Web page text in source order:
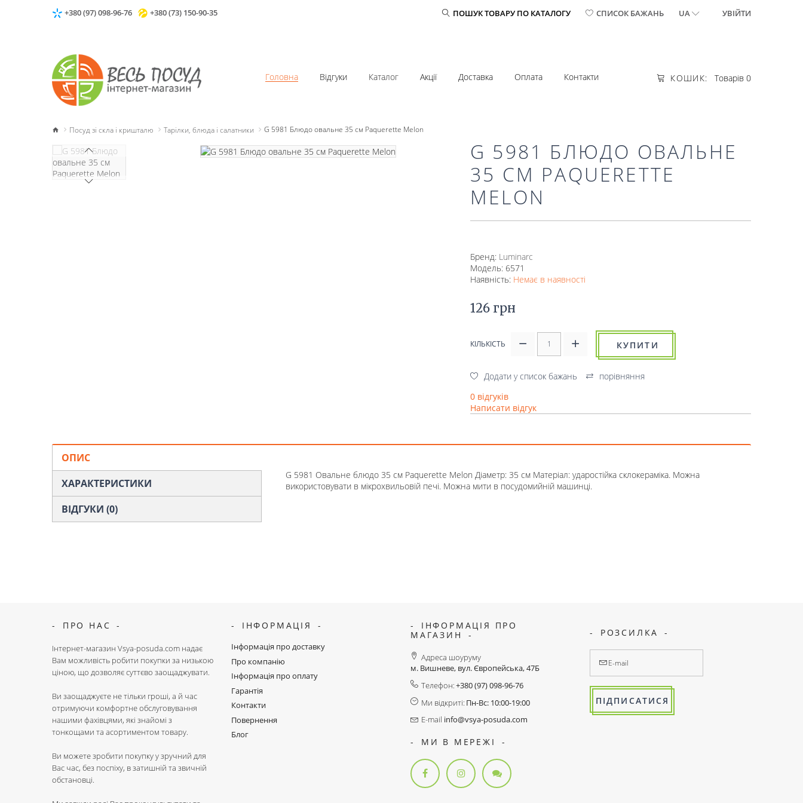
+380 (97) 098-96-76 +380 (73) 150-90-35 ПОШУК ТОВАРУ ПО КАТАЛОГУ СПИСОК БАЖАНЬ UA УВІЙТИ
КОШИК: Товарів 0
Головна Відгуки Каталог Акції Доставка Оплата Контакти
Посуд зі скла і кришталю Тарілки, блюда і салатники G 5981 Блюдо овальне 35 см Paquerette Melon
G 5981 БЛЮДО ОВАЛЬНЕ
35 СМ PAQUERETTE
MELON
Бренд: Luminarc
Модель: 6571
Наявність: Немає в наявності
126 грн
КІЛЬКІСТЬ КУПИТИ
Додати у список бажань
порівняння
0 відгуків
Написати відгук
ОПИС
ХАРАКТЕРИСТИКИ
ВІДГУКИ (0)
G 5981 Овальне блюдо 35 см Paquerette Melon Діаметр: 35 см Матеріал: ударостійка склокераміка. Можна
використовувати в мікрохвильовій печі. Можна мити в посудомийній машинці.
ПРО НАС
Інтернет-магазин Vsya-posuda.com надає
Вам можливість робити покупки за низькою
ціною, що дозволяє суттєво заощаджувати.
Ви заощаджуєте не тільки гроші, а й час
отримуючи комфортне обслуговування
нашими фахівцями, які знайомі з
тонкощами та асортиментом товару.
Ви можете зробити покупку у зручний для
Вас час, без поспіху, в затишній та звичній
обстановці.
ІНФОРМАЦІЯ
Інформація про доставку
Про компанію
Інформація про оплату
Гарантія
Контакти
Повернення
Блог
ІНФОРМАЦІЯ ПРО
МАГАЗИН
Адреса шоуруму
м. Вишневе, вул. Європейська, 47Б
Телефон:+380 (97) 098-96-76
Ми відкриті: Пн-Вс: 10:00-19:00
E-mail info@vsya-posuda.com
МИ В МЕРЕЖІ
РОЗСИЛКА
ПІДПИСАТИСЯ